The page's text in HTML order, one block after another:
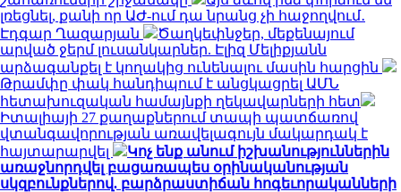
լռեցնել, քանի որ ԱԺ-ում դա նրանց չի հաջողվում․
Էդգար Ղազարյան
Ծաղկեփնջեր, մեքենայում
արված ջերմ լուսանկարներ. Էլիզ Մելիքյանն
արձագանքել է կողակից ունենալու մասին հարցին
Թրամփը փակ հանդիպում է անցկացրել ԱՄՆ
հետախուզական համայնքի ղեկավարների հետ
Իտալիայի 27 քաղաքներում տապի պատճառով
վտանգավորության առավելագույն մակարդակ է
հայտարարվել
Կոչ ենք անում իշխանություններին
առաջնորդվել բացառապես օրինականության
սկզբունքներով. բարձրաստիճան հոգեւորականների